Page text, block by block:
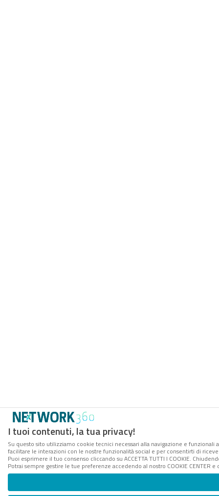
I tuoi contenuti, la tua privacy!
Su questo sito utilizziamo cookie tecnici necessari alla navigazione e
facilitare le interazioni con le nostre funzionalità social e per consentirti di
Puoi esprimere il tuo consenso cliccando su ACCETTA TUTTI I COOKIE.
Potrai sempre gestire le tue preferenze accedendo al nostro COOKIE